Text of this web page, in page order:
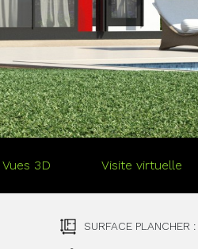
Vues 3D Visite virtuelle
SURFACE PLANCHER :